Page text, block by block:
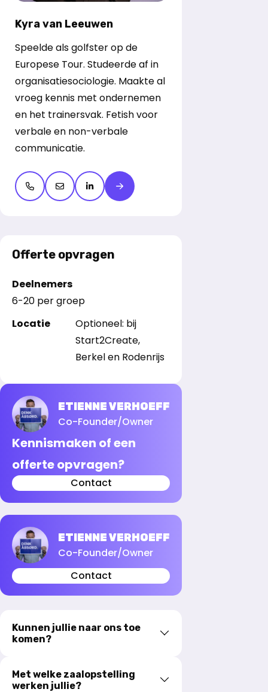
Kyra van Leeuwen
Speelde als golfster op de
Europese Tour. Studeerde af in
organisatiesociologie. Maakte al
vroeg kennis met ondernemen
en het trainersvak. Fetish voor
verbale en non-verbale
communicatie.
Open de contactpop-up
Open de contactpop-up
LinkedIn openen
Meer over Kyra van Leeuwen
Offerte opvragen
Deelnemers
6-20 per groep
Locatie
Optioneel: bij
Start2Create,
Berkel en Rodenrijs
ETIENNE VERHOEFF
Co-Founder/Owner
Kennismaken of een
offerte opvragen?
Contact
ETIENNE VERHOEFF
Co-Founder/Owner
Contact
Kunnen jullie naar ons toe
komen?
Met welke zaalopstelling
werken jullie?